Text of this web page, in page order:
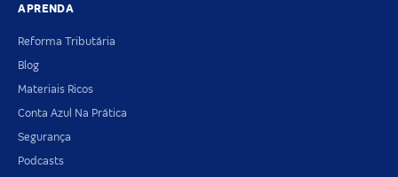
APRENDA
Reforma Tributária
Blog
Materiais Ricos
Conta Azul Na Prática
Segurança
Podcasts